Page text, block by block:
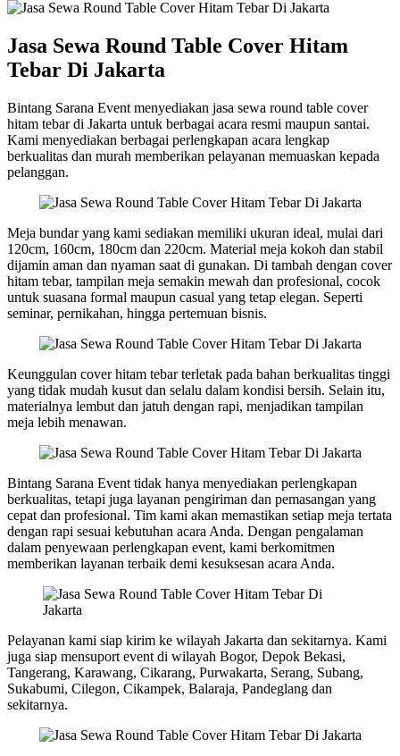
Jasa Sewa Round Table Cover Hitam
Tebar Di Jakarta
Bintang Sarana Event menyediakan jasa sewa round table cover
hitam tebar di Jakarta untuk berbagai acara resmi maupun santai.
Kami menyediakan berbagai perlengkapan acara lengkap
berkualitas dan murah memberikan pelayanan memuaskan kepada
pelanggan.
Meja bundar yang kami sediakan memiliki ukuran ideal, mulai dari
120cm, 160cm, 180cm dan 220cm. Material meja kokoh dan stabil
dijamin aman dan nyaman saat di gunakan. Di tambah dengan cover
hitam tebar, tampilan meja semakin mewah dan profesional, cocok
untuk suasana formal maupun casual yang tetap elegan. Seperti
seminar, pernikahan, hingga pertemuan bisnis.
Keunggulan cover hitam tebar terletak pada bahan berkualitas tinggi
yang tidak mudah kusut dan selalu dalam kondisi bersih. Selain itu,
materialnya lembut dan jatuh dengan rapi, menjadikan tampilan
meja lebih menawan.
Bintang Sarana Event tidak hanya menyediakan perlengkapan
berkualitas, tetapi juga layanan pengiriman dan pemasangan yang
cepat dan profesional. Tim kami akan memastikan setiap meja tertata
dengan rapi sesuai kebutuhan acara Anda. Dengan pengalaman
dalam penyewaan perlengkapan event, kami berkomitmen
memberikan layanan terbaik demi kesuksesan acara Anda.
Pelayanan kami siap kirim ke wilayah Jakarta dan sekitarnya. Kami
juga siap mensuport event di wilayah Bogor, Depok Bekasi,
Tangerang, Karawang, Cikarang, Purwakarta, Serang, Subang,
Sukabumi, Cilegon, Cikampek, Balaraja, Pandeglang dan
sekitarnya.